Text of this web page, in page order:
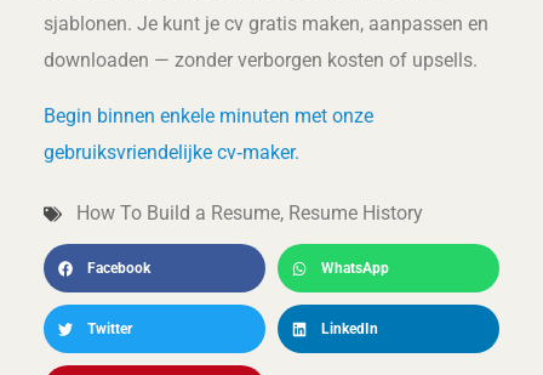
sjablonen. Je kunt je cv gratis maken, aanpassen en
downloaden — zonder verborgen kosten of upsells.
Begin binnen enkele minuten met onze
gebruiksvriendelijke cv‑maker.
How To Build a Resume, Resume History
Facebook WhatsApp
Twitter LinkedIn